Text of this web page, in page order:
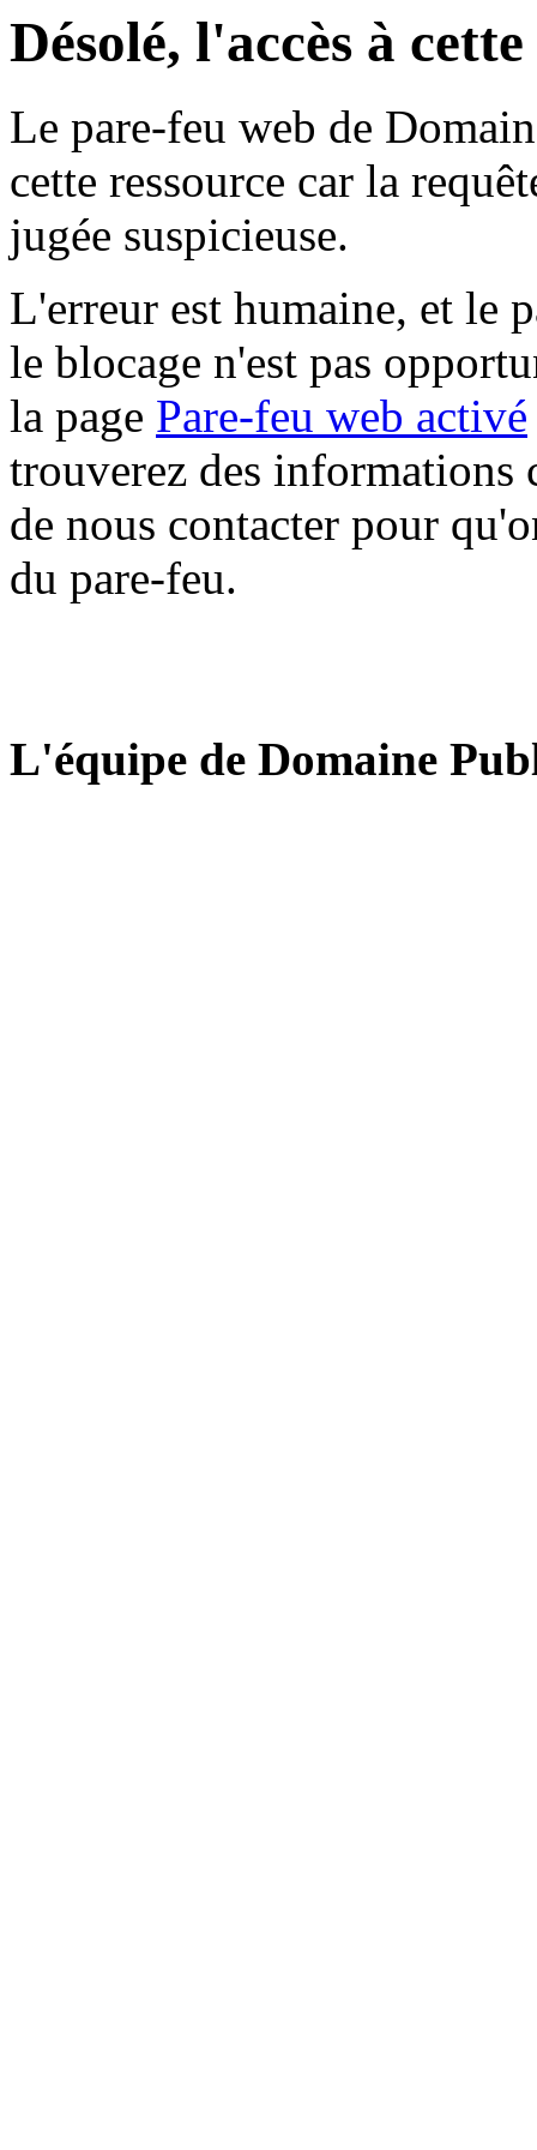
Désolé, l'accès à
Le pare-feu web de
cette ressource car la
jugée suspicieuse.
L'erreur est humaine, et le
le blocage n'est pas
la page Pare-feu web activé
trouverez des informations
de nous contacter pour
du pare-feu.
L'équipe de Domaine